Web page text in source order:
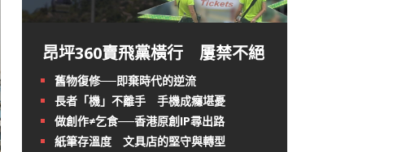
昂坪360賣飛黨橫行 屢禁不絕
舊物復修──即棄時代的逆流
長者「機」不離手 手機成癮堪憂
做創作≠乞食──香港原創IP尋出路
紙筆存溫度 文具店的堅守與轉型